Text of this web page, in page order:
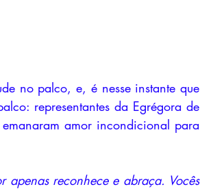
no palco, e, é nesse instante que
representantes da Egrégora de
amor incondicional para
reconhece e abraça. Vocês